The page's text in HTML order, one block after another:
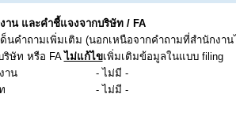
าน และคำชี้แจงจากบริษัท / FA
นคำถามเพิ่มเติม (นอกเหนือจากคำถามที่สำนักงา
ริษัท หรือ FAไม่แก้ไขเพิ่มเติมข้อมูลในแบบ filing
าน
- ไม่มี -
- ไม่มี -